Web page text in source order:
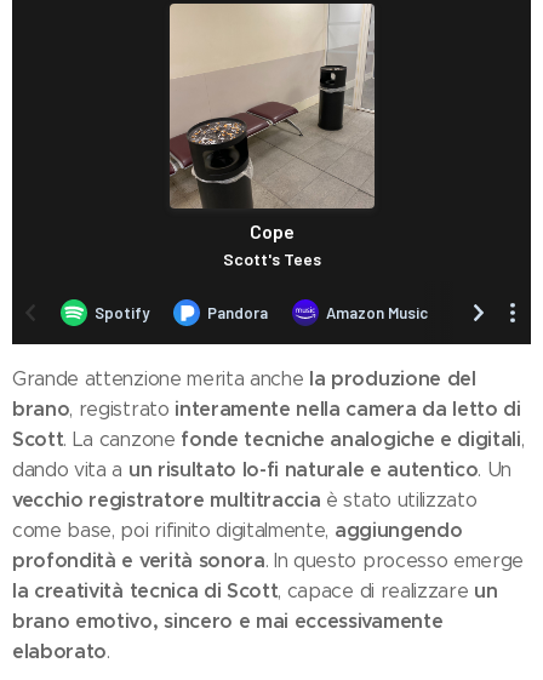
Grande attenzione merita anche la produzione del
brano, registrato interamente nella camera da letto di
Scott. La canzone fonde tecniche analogiche e digitali,
dando vita a un risultato lo-fi naturale e autentico. Un
vecchio registratore multitraccia è stato utilizzato
come base, poi rifinito digitalmente, aggiungendo
profondità e verità sonora. In questo processo emerge
la creatività tecnica di Scott, capace di realizzare un
brano emotivo, sincero e mai eccessivamente
elaborato.